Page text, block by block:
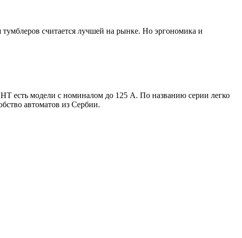
считается лучшей на рынке. Но эргономика и
есть модели с номиналом до 125 А. По названию серии легко
автоматов из Сербии.